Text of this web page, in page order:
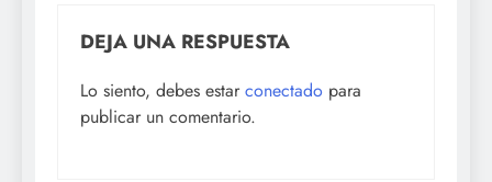
DEJA UNA RESPUESTA
Lo siento, debes estar conectado para
publicar un comentario.